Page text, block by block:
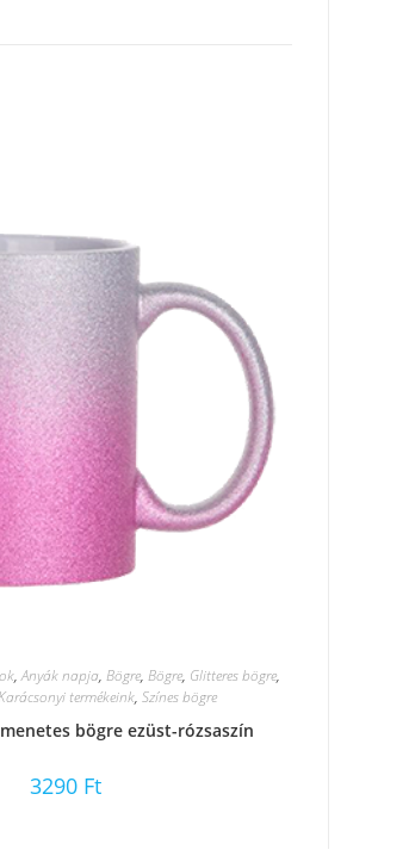
,Anyák napja,Bögre,Bögre, Glitteres bögre,
termékeink,Színes bögre
bögre ezüst-rózsaszín
3290 Ft